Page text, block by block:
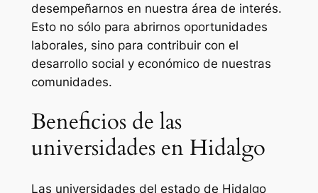
desempeñarnos en nuestra área de interés.
Esto no sólo para abrirnos oportunidades
laborales, sino para contribuir con el
desarrollo social y económico de nuestras
comunidades.
Beneficios de las
universidades en Hidalgo
Las universidades del estado de Hidalgo